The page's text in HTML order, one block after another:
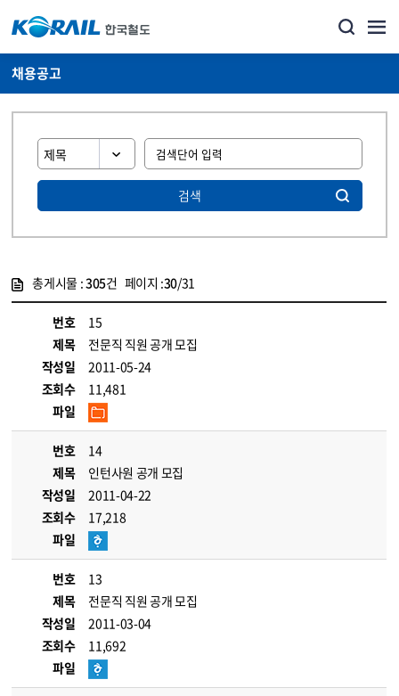
채용공고
검색
총게시물 :305건 페이지 :30/31
번호
15
제목
전문직 직원 공개 모집
작성일
2011-05-24
조회수
11,481
파일
번호
14
제목
인턴사원 공개 모집
작성일
2011-04-22
조회수
17,218
파일
번호
13
제목
전문직 직원 공개 모집
작성일
2011-03-04
조회수
11,692
파일